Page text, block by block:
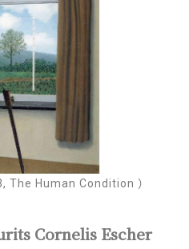
The Human Condition ）
Cornelis Escher